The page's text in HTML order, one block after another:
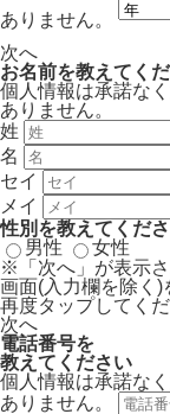
ありません。
次へ
お名前を教えてく
個人情報は承諾な
ありません。
姓
名
セイ
メイ
性別 を教えてくだ
男性
女性
※「次へ」が表示さ
画面(入力欄を除く)
再度タップしてくだ
次へ
電話番号を
教えてください
個人情報は承諾な
ありません。